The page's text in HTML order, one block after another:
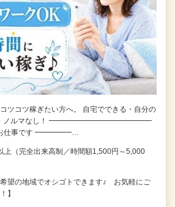
ツコツ稼ぎたい方へ。 自宅でできる・自分の
・ノルマなし！ ━━━━━━━━━━━━━━
仕事です ━━━━━…
上（完全出来高制／時間額1,500円～5,000
望の地域でオシゴトできます♪ お気軽にご
】